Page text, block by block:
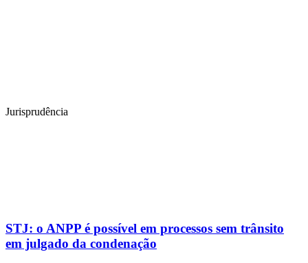
Jurisprudência
STJ: o ANPP é possível em processos sem trânsito
em julgado da condenação